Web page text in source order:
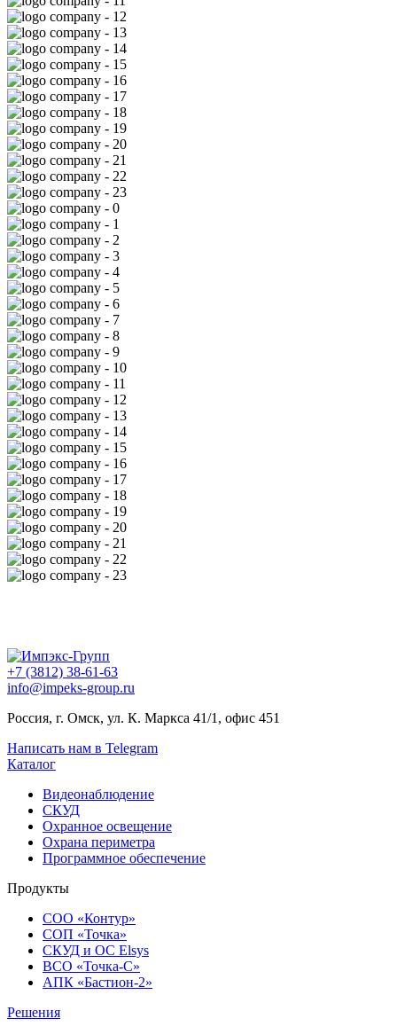
+7 (3812) 38-61-63
info@impeks-group.ru
Россия, г. Омск, ул. К. Маркса 41/1, офис 451
Написать нам в Telegram
Каталог
Видеонаблюдение
СКУД
Охранное освещение
Охрана периметра
Программное обеспечение
Продукты
СОО «Контур»
СОП «Точка»
СКУД и ОС Elsys
ВСО «Точка-С»
АПК «Бастион-2»
Решения